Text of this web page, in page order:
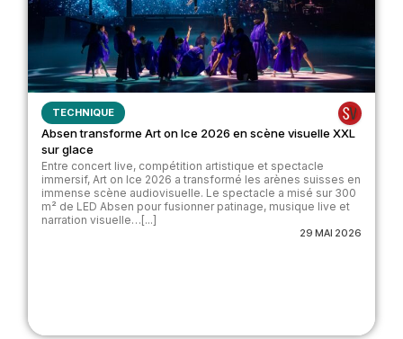
TECHNIQUE
Absen transforme Art on Ice 2026 en scène visuelle XXL
sur glace
Entre concert live, compétition artistique et spectacle
immersif, Art on Ice 2026 a transformé les arènes suisses en
immense scène audiovisuelle. Le spectacle a misé sur 300
m² de LED Absen pour fusionner patinage, musique live et
narration visuelle…[...]
29 MAI 2026